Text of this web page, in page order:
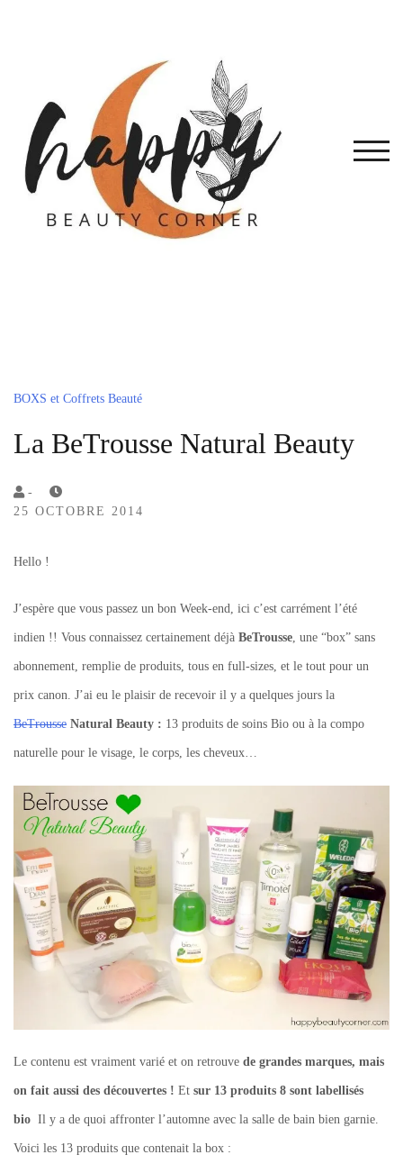
BOXS et Coffrets Beauté
La BeTrousse Natural Beauty
by
Lola
-
25 OCTOBRE 2014
Hello !
J’espère que vous passez un bon Week-end, ici c’est carrément l’été
indien !! Vous connaissez certainement déjà BeTrousse , une “box” sans
abonnement, remplie de produits, tous en full-sizes, et le tout pour un
prix canon. J’ai eu le plaisir de recevoir il y a quelques jours la
BeTrousse Natural Beauty : 13 produits de soins Bio ou à la compo
naturelle pour le visage, le corps, les cheveux…
Le contenu est vraiment varié et on retrouve de grandes marques, mais
on fait aussi des découvertes ! Et sur 13 produits 8 sont labellisés
bio Il y a de quoi affronter l’automne avec la salle de bain bien garnie.
Voici les 13 produits que contenait la box :